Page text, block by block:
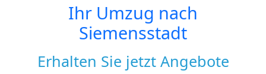
Ihr Umzug nach
Siemensstadt
Erhalten Sie jetzt Angebote